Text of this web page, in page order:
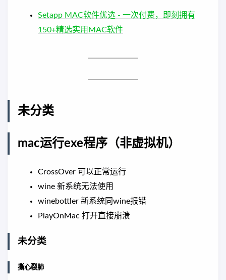
Setapp MAC软件优选 - 一次付费，即刻拥有
150+精选实用MAC软件
未分类
mac运行exe程序（非虚拟机）
CrossOver 可以正常运行
wine 新系统无法使用
winebottler 新系统同wine报错
PlayOnMac 打开直接崩溃
未分类
撕心裂肺